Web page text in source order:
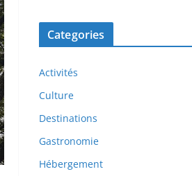
Categories
Activités
Culture
Destinations
Gastronomie
Hébergement